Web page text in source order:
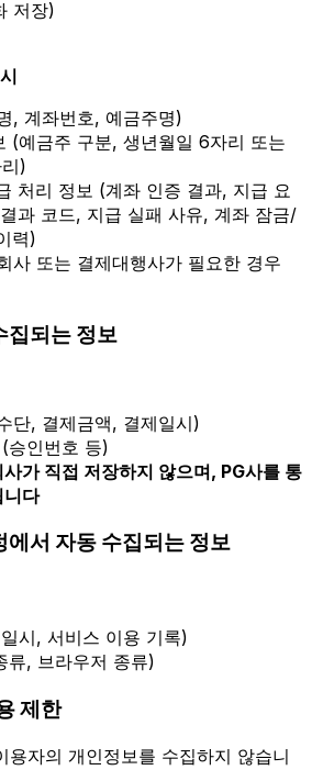
저장)
, 계좌번호, 예금주명)
(예금주 구분, 생년월일 6자리 또는
)
처리 정보 (계좌 인증 결과, 지급 요
과 코드, 지급 실패 사유, 계좌 잠금/
력)
사 또는 결제대행사가 필요한 경우
되는 정보
단, 결제금액, 결제일시)
승인번호 등)
가 직접 저장하지 않으며, PG사를 통
니다
서 자동 수집되는 정보
시, 서비스 이용 기록)
류, 브라우저 종류)
제한
용자의 개인정보를 수집하지 않습니